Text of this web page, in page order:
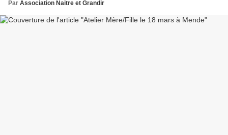
Par Association Naitre et Grandir